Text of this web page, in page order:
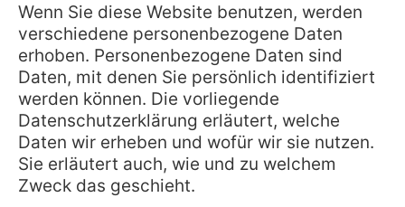
Wenn Sie diese Website benutzen, werden
verschiedene personenbezogene Daten
erhoben. Personenbezogene Daten sind
Daten, mit denen Sie persönlich identifiziert
werden können. Die vorliegende
Datenschutzerklärung erläutert, welche
Daten wir erheben und wofür wir sie nutzen.
Sie erläutert auch, wie und zu welchem
Zweck das geschieht.